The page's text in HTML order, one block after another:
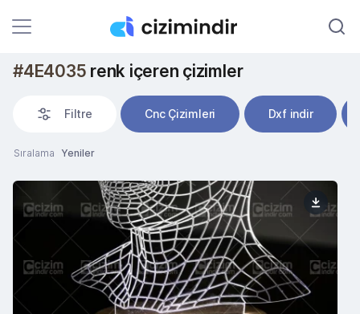
#4E4035 renk içeren çizimler
Filtre Cnc Çizimleri Dxf indir
Sıralama Yeniler